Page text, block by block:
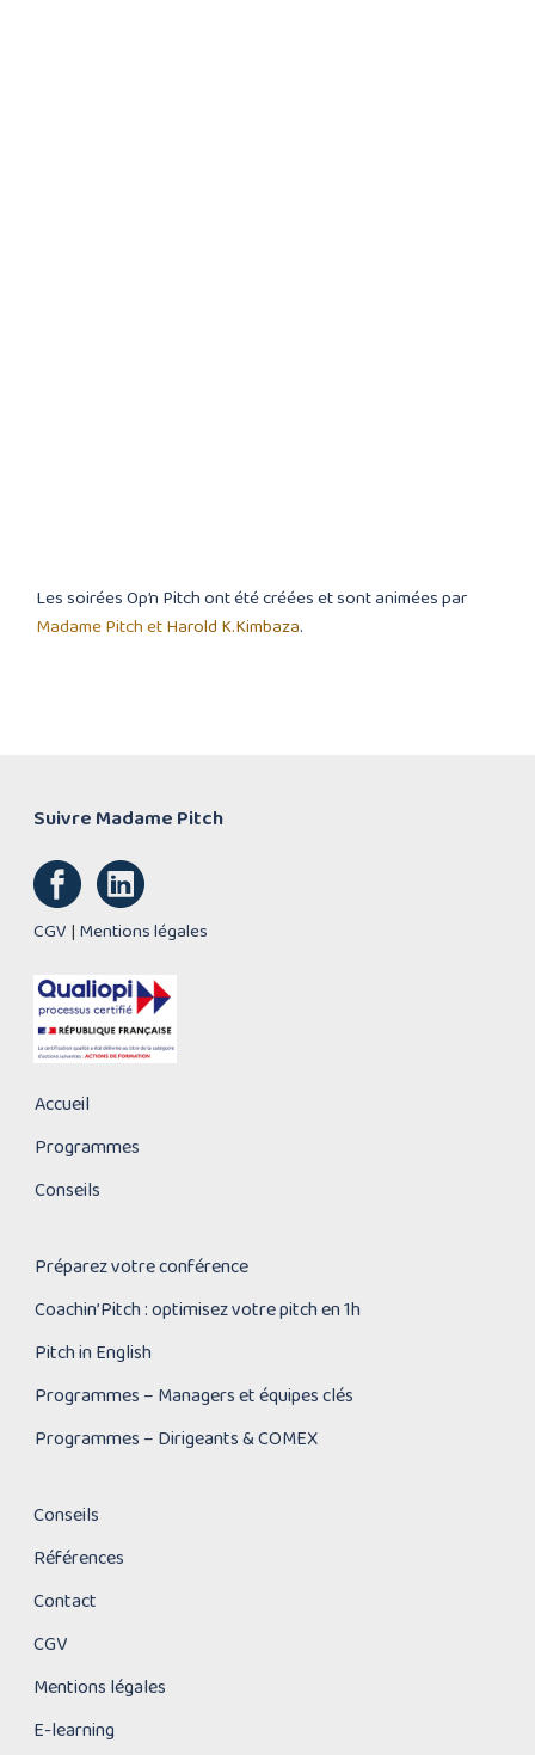
Les soirées Op’n Pitch ont été créées et sont animées par
Madame Pitch etHarold K.Kimbaza.
Suivre Madame Pitch
CGV | Mentions légales
Accueil
Programmes
Conseils
Préparez votre conférence
Coachin’Pitch : optimisez votre pitch en 1h
Pitch in English
Programmes – Managers et équipes clés
Programmes – Dirigeants & COMEX
Conseils
Références
Contact
CGV
Mentions légales
E-learning